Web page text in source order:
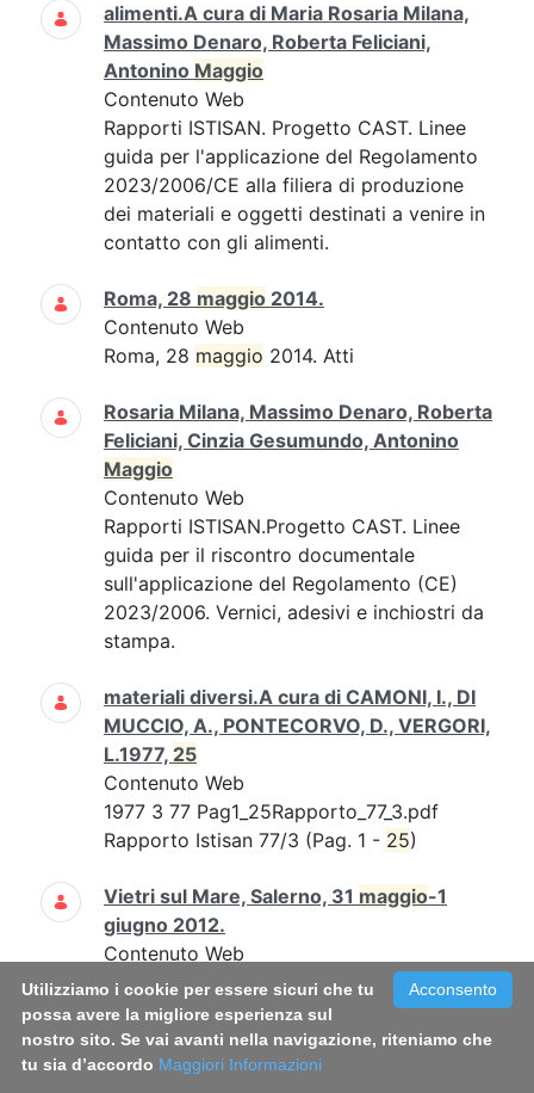
alimenti.A cura di Maria Rosaria Milana,
Massimo Denaro, Roberta Feliciani,
Antonino Maggio
Contenuto Web
Rapporti ISTISAN. Progetto CAST. Linee
guida per l'applicazione del Regolamento
2023/2006/CE alla filiera di produzione
dei materiali e oggetti destinati a venire in
contatto con gli alimenti.
Roma, 28 maggio 2014.
Contenuto Web
Roma, 28 maggio 2014. Atti
Rosaria Milana, Massimo Denaro, Roberta
Feliciani, Cinzia Gesumundo, Antonino
Maggio
Contenuto Web
Rapporti ISTISAN.Progetto CAST. Linee
guida per il riscontro documentale
sull'applicazione del Regolamento (CE)
2023/2006. Vernici, adesivi e inchiostri da
stampa.
materiali diversi.A cura di CAMONI, I., DI
MUCCIO, A., PONTECORVO, D., VERGORI,
L.1977, 25
Contenuto Web
1977 3 77 Pag1_25Rapporto_77_3.pdf
Rapporto Istisan 77/3 (Pag. 1 - 25)
Vietri sul Mare, Salerno, 31 maggio-1
giugno 2012.
Contenuto Web
Vietri sul Mare, Salerno, 31maggio-1
giugno 2012. Riassunti.
Carla Daniele, Mauro Grigioni, Giuseppe
Acconsento
Utilizziamo i cookie per essere sicuri che tu
possa avere la migliore esperienza sul
nostro sito. Se vai avanti nella navigazione, riteniamo che
tu sia d’accordo Maggiori Informazioni